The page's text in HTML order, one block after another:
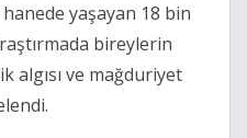
yaşayan 18 bin
bireylerin
algısı ve mağduriyet